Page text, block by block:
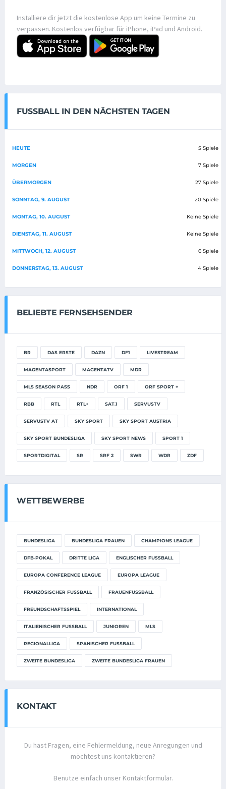
Installiere dir jetzt die kostenlose App um keine Termine zu
verpassen. Kostenlos verfügbar für iPhone, iPad und Android.
FUSSBALL IN DEN NÄCHSTEN TAGEN
HEUTE 5 Spiele
MORGEN 7 Spiele
ÜBERMORGEN 27 Spiele
SONNTAG, 9. AUGUST 20 Spiele
MONTAG, 10. AUGUST Keine Spiele
DIENSTAG, 11. AUGUST Keine Spiele
MITTWOCH, 12. AUGUST 6 Spiele
DONNERSTAG, 13. AUGUST 4 Spiele
BELIEBTE FERNSEHSENDER
BR DAS ERSTE DAZN DF1 LIVESTREAM
MAGENTASPORT MAGENTATV MDR
MLS SEASON PASS NDR ORF 1 ORF SPORT +
RBB RTL RTL+ SAT.1 SERVUSTV
SERVUSTV AT SKY SPORT SKY SPORT AUSTRIA
SKY SPORT BUNDESLIGA SKY SPORT NEWS SPORT 1
SPORTDIGITAL SR SRF 2 SWR WDR ZDF
WETTBEWERBE
BUNDESLIGA BUNDESLIGA FRAUEN CHAMPIONS LEAGUE
DFB-POKAL DRITTE LIGA ENGLISCHER FUSSBALL
EUROPA CONFERENCE LEAGUE EUROPA LEAGUE
FRANZÖSISCHER FUSSBALL FRAUENFUSSBALL
FREUNDSCHAFTSSPIEL INTERNATIONAL
ITALIENISCHER FUSSBALL JUNIOREN MLS
REGIONALLIGA SPANISCHER FUSSBALL
ZWEITE BUNDESLIGA ZWEITE BUNDESLIGA FRAUEN
KONTAKT
Du hast Fragen, eine Fehlermeldung, neue Anregungen und
möchtest uns kontaktieren?
Benutze einfach unser Kontaktformular.